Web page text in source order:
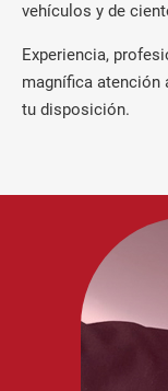
vehículos y de
Experiencia,
magnífica
tu disposición.